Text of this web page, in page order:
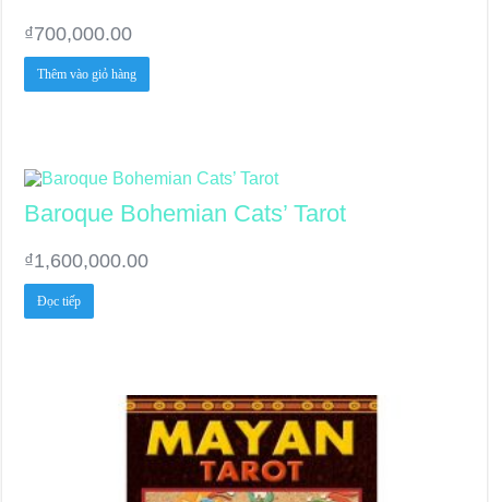
₫700,000.00
Thêm vào giỏ hàng
Baroque Bohemian Cats’ Tarot
₫1,600,000.00
Đọc tiếp